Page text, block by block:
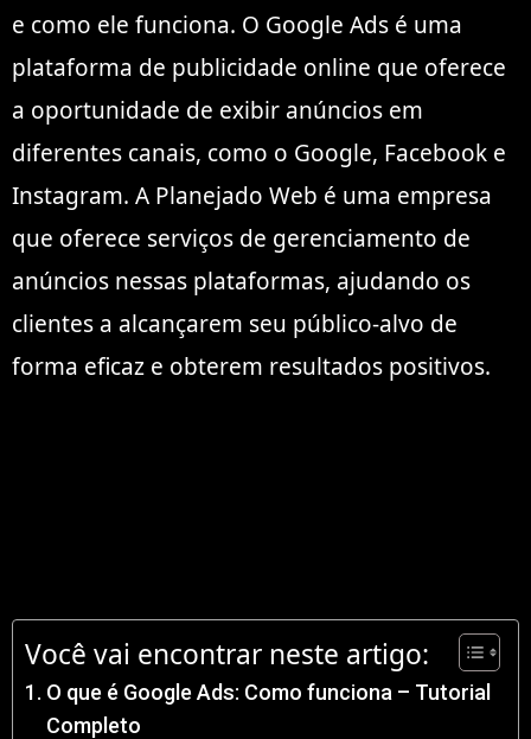
e como ele funciona. O Google Ads é uma
plataforma de publicidade online que oferece
a oportunidade de exibir anúncios em
diferentes canais, como o Google, Facebook e
Instagram. A Planejado Web é uma empresa
que oferece serviços de gerenciamento de
anúncios nessas plataformas, ajudando os
clientes a alcançarem seu público-alvo de
forma eficaz e obterem resultados positivos.
Você vai encontrar neste artigo:
O que é Google Ads: Como funciona – Tutorial
Completo